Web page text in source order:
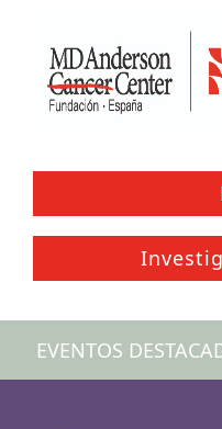
EVENTOS